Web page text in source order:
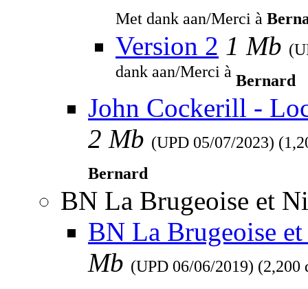
Met dank aan/Merci à
Version 2 1 Mb
dank aan/Merci à Bernard
John Cockerill -
2 Mb (UPD 05/07/2023)
Bernard
BN La Brugeoise et
BN La Brugeoise
Mb (UPD 06/06/2019) (2,200